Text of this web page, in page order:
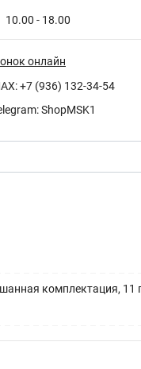
10.00 - 18.00
онлайн
+7 (936) 132-34-54
ShopMSK1
комплектация, 11